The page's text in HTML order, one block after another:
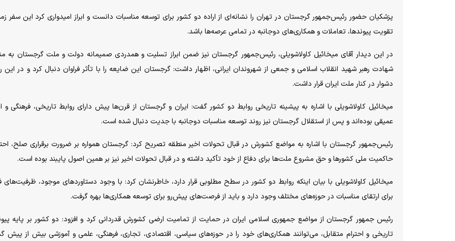
پزشکیان حضور رئیس‌جمهور گرجستان در تهران را نشانه‌ای از اراده دو کشور برای توسعه مناسبات دانست و ابراز امیدواری کرد این سفر
تقویت پیوندها، تعاملات و همکاری‌های دوجانبه در تمامی عرصه‌ها باشد.
در این دیدار آقای میخائیل کاولاشویلی، رئیس‌جمهور گرجستان نیز ضمن ابراز تسلیت و همدردی صمیمانه دولت و ملت گرجستان به
شهادت رهبر شهید انقلاب اسلامی و جمعی از شهروندان ایرانی، اظهار داشت: گرجستان این ضایعه را با تأثر فراوان دنبال کرد و در این
دشوار در کنار ملت ایران قرار داشت.
میخائیل کاولاشویلی با اشاره به پیشینه تاریخی روابط دو کشور گفت: ایران و گرجستان از قرن‌ها پیش دارای روابط تاریخی، فرهنگی و
عمیقی بوده‌اند و پس از استقلال گرجستان نیز روند توسعه مناسبات دوجانبه با جدیت دنبال شده است.
رئیس‌جمهور گرجستان با اشاره به مواضع کشورش در قبال تحولات اخیر منطقه تصریح کرد: گرجستان همواره بر ضرورت برقراری صلح،
حاکمیت ملی کشورها و حق مشروع ملت‌ها برای دفاع از خود تأکید داشته و در قبال تحولات اخیر نیز بر همین اصول پایبند بوده است.
میخائیل کاولاشویلی با بیان اینکه روابط دو کشور در سطح مطلوبی قرار دارد، خاطرنشان کرد: با وجود دستاوردهای موجود، ظرفیت‌های
برای ارتقای مناسبات در حوزه‌های مختلف وجود دارد و باید از فرصت‌های پیش‌رو برای توسعه همکاری‌ها بهره گرفت.
رئیس جمهور گرجستان از مواضع جمهوری اسلامی ایران در حمایت از تمامیت ارضی کشورش قدردانی کرد و افزود: دو کشور بر پایه
تاریخی و احترام متقابل، می‌توانند همکاری‌های خود را در حوزه‌های سیاسی، اقتصادی، تجاری، فرهنگی، علمی و آموزشی بیش از پیش